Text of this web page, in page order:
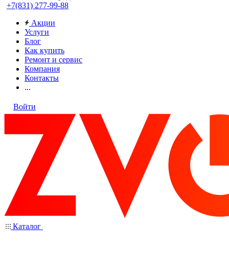
+7(831) 277-99-88
Акции
Услуги
Блог
Как купить
Ремонт и сервис
Компания
Контакты
...
Войти
Каталог